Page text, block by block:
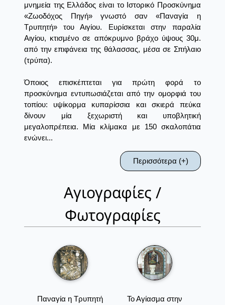
μνημεία της Ελλάδος είναι το Ιστορικό Προσκύνημα
«Ζωοδόχος Πηγή» γνωστό σαν «Παναγία η
Τρυπητή» του Αιγίου. Ευρίσκεται στην παραλία
Αιγίου, κτισμένο σε απόκρυμνο βράχο ύψους 30μ.
από την επιφάνεια της θάλασσας, μέσα σε Σπήλαιο
(τρύπα).
Όποιος επισκέπτεται για πρώτη φορά το
προσκύνημα εντυπωσιάζεται από την ομορφιά του
τοπίου: υψίκορμα κυπαρίσσια και σκιερά πεύκα
δίνουν μία ξεχωριστή και υποβλητική
μεγαλοπρέπεια. Μία κλίμακα με 150 σκαλοπάτια
ενώνει...
Περισσότερα (+)
Αγιογραφίες /
Φωτογραφίες
Παναγία η Τρυπητή
Το Αγίασμα στην